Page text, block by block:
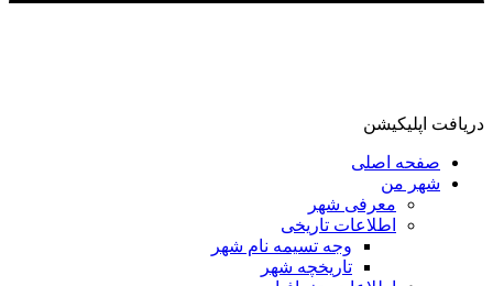
دریافت اپلیکیشن
صفحه اصلی
شهر من
معرفی شهر
اطلاعات تاریخی
وجه تسیمه نام شهر
تاریخچه شهر